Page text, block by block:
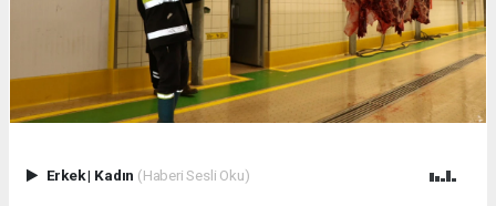
Erkek| Kadın (Haberi Sesli Oku)